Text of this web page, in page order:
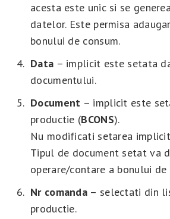
acesta este unic si se
datelor. Este permisa
bonului de consum.
Data – implicit este setata
documentului.
Document – implicit este
productie (BCONS).
Nu modificati setarea
Tipul de document setat va
operare/contare a bonului de
Nr comanda – selectati din
productie.